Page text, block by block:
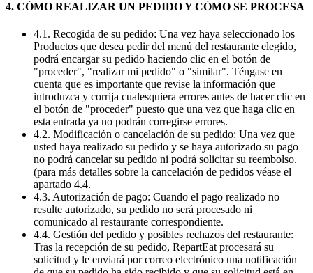
4. CÓMO REALIZAR UN PEDIDO Y CÓMO SE PROCESA
4.1. Recogida de su pedido: Una vez haya seleccionado los
Productos que desea pedir del menú del restaurante elegido,
podrá encargar su pedido haciendo clic en el botón de
"proceder", "realizar mi pedido" o "similar". Téngase en
cuenta que es importante que revise la información que
introduzca y corrija cualesquiera errores antes de hacer clic en
el botón de "proceder" puesto que una vez que haga clic en
esta entrada ya no podrán corregirse errores.
4.2. Modificación o cancelación de su pedido: Una vez que
usted haya realizado su pedido y se haya autorizado su pago
no podrá cancelar su pedido ni podrá solicitar su reembolso.
(para más detalles sobre la cancelación de pedidos véase el
apartado 4.4.
4.3. Autorización de pago: Cuando el pago realizado no
resulte autorizado, su pedido no será procesado ni
comunicado al restaurante correspondiente.
4.4. Gestión del pedido y posibles rechazos del restaurante:
Tras la recepción de su pedido, RepartEat procesará su
solicitud y le enviará por correo electrónico una notificación